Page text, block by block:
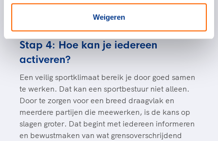
Weigeren
Stap 4: Hoe kan je iedereen
activeren?
Een veilig sportklimaat bereik je door goed samen
te werken. Dat kan een sportbestuur niet alleen.
Door te zorgen voor een breed draagvlak en
meerdere partijen die meewerken, is de kans op
slagen groter. Dat begint met iedereen informeren
en bewustmaken van wat grensoverschrijdend